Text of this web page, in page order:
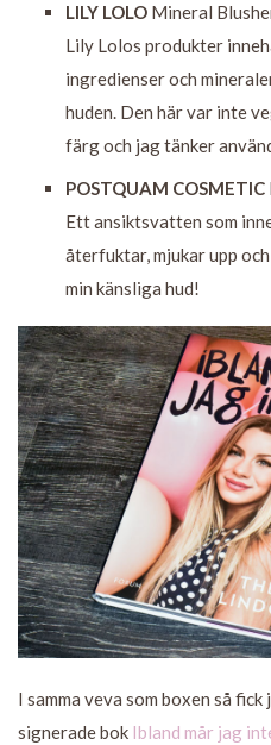
LILY LOLO Mineral
Lily Lolos produkter
ingredienser och
huden. Den här var inte
färg och jag tänker
POSTQUAM COSMETIC
Ett ansiktsvatten som
återfuktar, mjukar upp
min känsliga hud!
I samma veva som boxen så
signerade bok Ibland mår jag